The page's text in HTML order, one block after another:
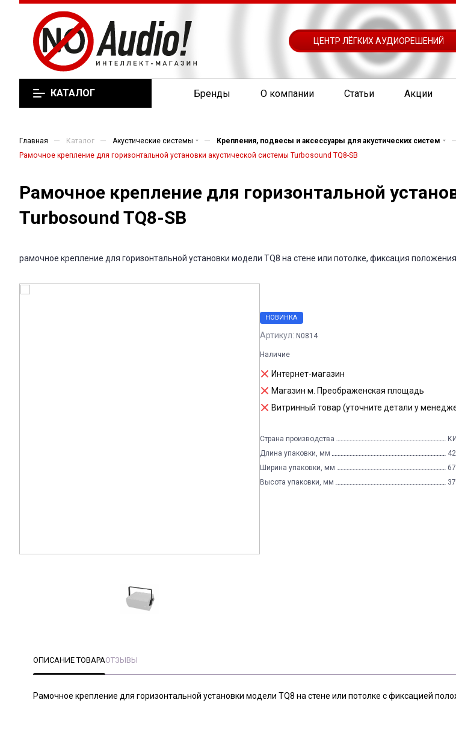
ЦЕНТР ЛЁГКИХ АУДИОРЕШЕНИЙ
КАТАЛОГ Бренды О компании Статьи Акции
Главная — Каталог — Акустические системы — Крепления, подвесы и аксессуары для акустических систем
Рамочное крепление для горизонтальной установки акустической системы Turbosound TQ8-SB
Рамочное крепление для горизонтальной
Turbosound TQ8-SB
рамочное крепление для горизонтальной установки модели TQ8 на стене или потолке, фиксация положения
НОВИНКА
Артикул: N0814
Наличие
Интернет-магазин
Магазин м. Преображенская площадь
Витринный товар (уточните детали у
Страна производства
Длина упаковки, мм
Ширина упаковки, мм
Высота упаковки, мм
ОПИСАНИЕ ТОВАРАОТЗЫВЫ
Рамочное крепление для горизонтальной установки модели TQ8 на стене или потолке с фиксацией